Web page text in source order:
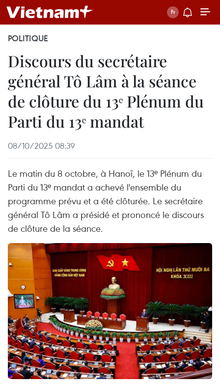
POLITIQUE
Discours du secrétaire
général Tô Lâm à la séance
de clôture du 13ᵉ Plénum du
Parti du 13ᵉ mandat
08/10/2025 08:39
Le matin du 8 octobre, à Hanoï, le 13ᵉ Plénum du
Parti du 13ᵉ mandat a achevé l'ensemble du
programme prévu et a été clôturée. Le secrétaire
général Tô Lâm a présidé et prononcé le discours
de clôture de la séance.